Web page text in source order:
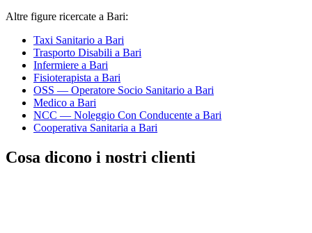
Altre figure ricercate a Bari:
Taxi Sanitario a Bari
Trasporto Disabili a Bari
Infermiere a Bari
Fisioterapista a Bari
OSS — Operatore Socio Sanitario a Bari
Medico a Bari
NCC — Noleggio Con Conducente a Bari
Cooperativa Sanitaria a Bari
Cosa dicono i nostri clienti